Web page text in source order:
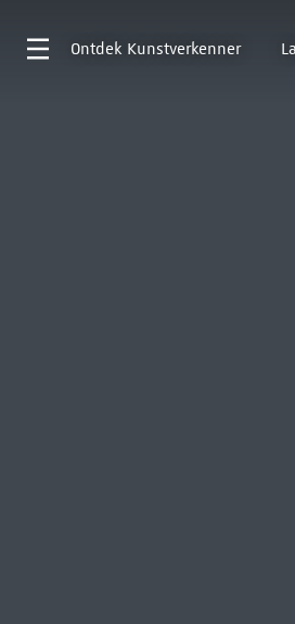
Ontdek Kunstverkenner